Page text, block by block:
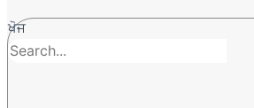
ਖੋਜ